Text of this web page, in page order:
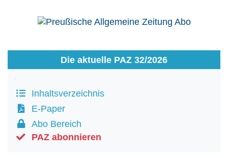
Die aktuelle PAZ 32/2026
Inhaltsverzeichnis
E-Paper
Abo Bereich
PAZ abonnieren